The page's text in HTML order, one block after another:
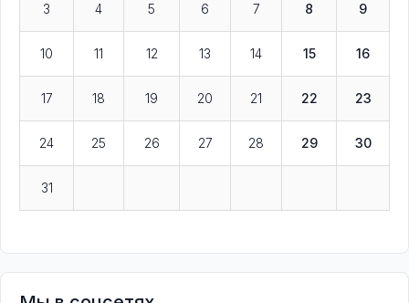
3 4 5 6 7 8 9
10 11 12 13 14 15 16
17 18 19 20 21 22 23
24 25 26 27 28 29 30
31